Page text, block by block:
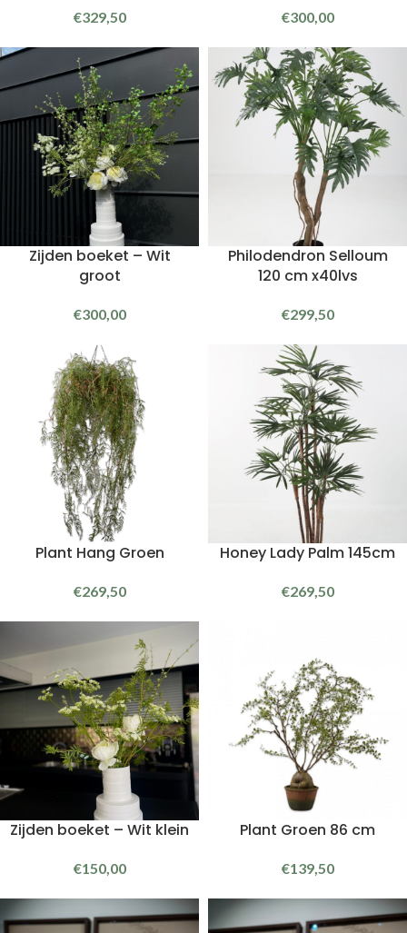
€329,50 €300,00
Zijden boeket – Wit
groot
€300,00
Philodendron Selloum
120 cm x40lvs
€299,50
Plant Hang Groen
€269,50
Honey Lady Palm 145cm
€269,50
Zijden boeket – Wit klein
€150,00
Plant Groen 86 cm
€139,50